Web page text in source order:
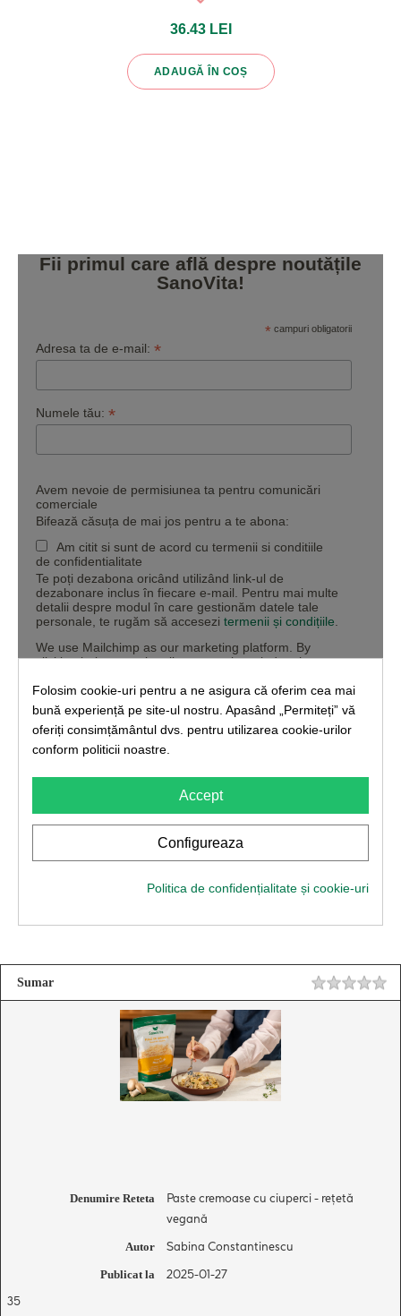
Sumar
Denumire Reteta
Paste cremoase cu ciuperci - rețetă
vegană
Autor Sabina Constantinescu
Publicat la
2025-01-27
35